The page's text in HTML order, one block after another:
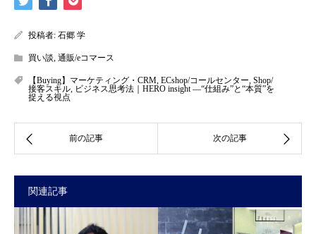
投稿者: 石郷 学
買い談, 通販/eコマース
【Buying】マーケティング・CRM, ECshop/コールセンター, Shop/
接客スキル, ビジネス思考法｜HERO insight —“仕組み”と“本質”を
捉える視点
関連記事